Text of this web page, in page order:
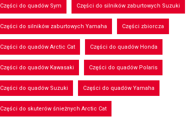
Części do quadów Sym Części do silników zaburtowych Suzuki
Części do silników zaburtowych Yamaha Części zbiorcza
Części do quadów Arctic Cat Części do quadów Honda
Części do quadów Kawasaki Części do quadów Polaris
Części do quadów Suzuki Części do quadów Yamaha
Części do skuterów śnieżnych Arctic Cat